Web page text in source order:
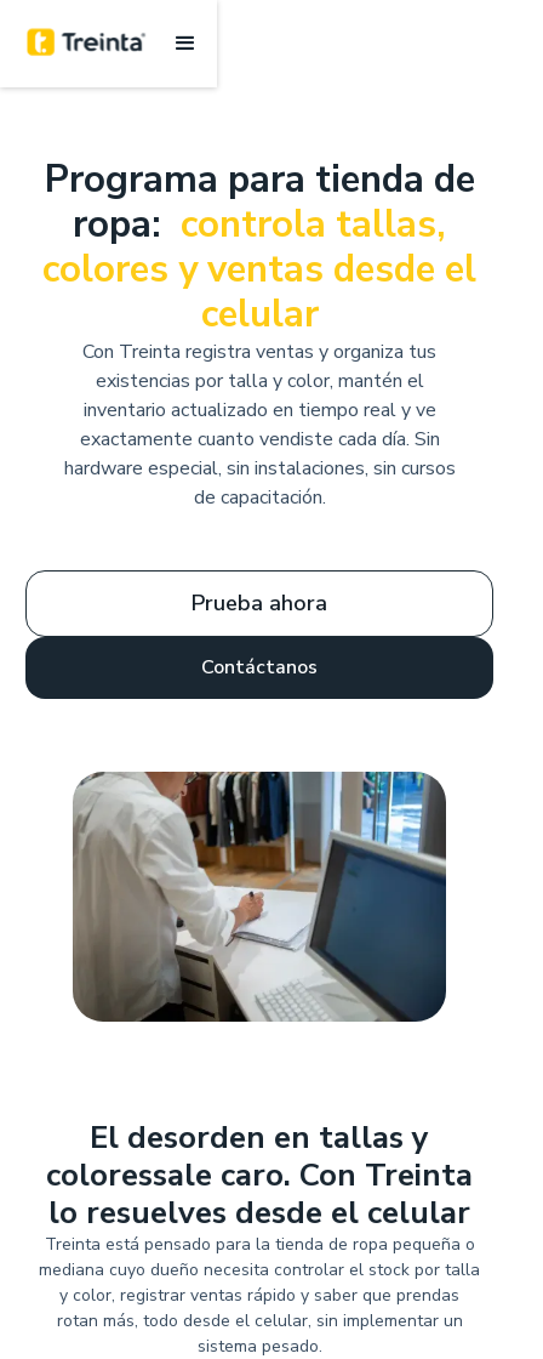
Programa para tienda de
ropa: controla tallas,
colores y ventas desde el
celular
Con Treinta registra ventas y organiza tus
existencias por talla y color, mantén el
inventario actualizado en tiempo real y ve
exactamente cuanto vendiste cada día. Sin
hardware especial, sin instalaciones, sin cursos
de capacitación.
Prueba ahora
Contáctanos
El desorden en tallas y
coloressale caro. Con Treinta
lo resuelves desde el celular
Treinta está pensado para la tienda de ropa pequeña o
mediana cuyo dueño necesita controlar el stock por talla
y color, registrar ventas rápido y saber que prendas
rotan más, todo desde el celular, sin implementar un
sistema pesado.